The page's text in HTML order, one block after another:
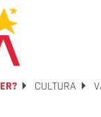
CULTURA